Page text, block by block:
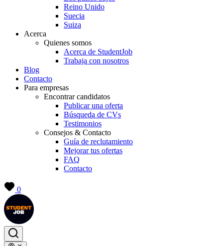
Reino Unido
Suecia
Suiza
Acerca
Quienes somos
Acerca de StudentJob
Trabaja con nosotros
Blog
Contacto
Para empresas
Encontrar candidatos
Publicar una oferta
Búsqueda de CVs
Testimonios
Consejos & Contacto
Guía de reclutamiento
Mejorar tus ofertas
FAQ
Contacto
0